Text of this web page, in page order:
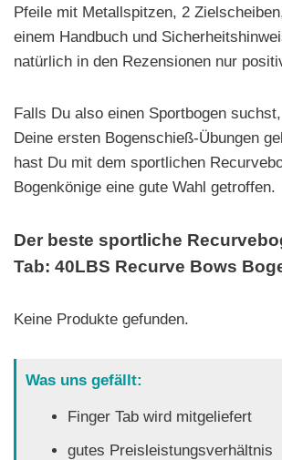
Pfeile mit Metallspitzen, 2
einem Handbuch und
natürlich in den Rezensionen nur
Falls Du also einen Sportbogen
Deine ersten Bogenschieß-Übungen
hast Du mit dem sportlichen
Bogenkönige eine gute Wahl getroffen.
Der beste sportliche
Tab: 40LBS Recurve Bows
Keine Produkte gefunden.
Was uns gefällt:
Finger Tab wird mitgeliefert
gutes Preisleistungsverhältnis